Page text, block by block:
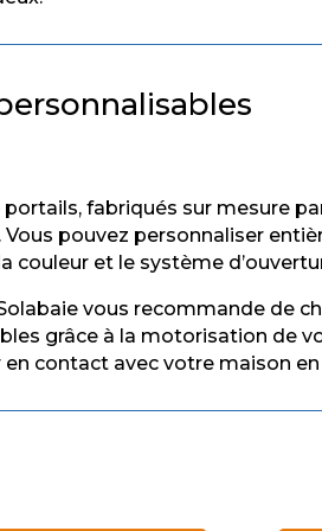
fabriqués sur mesure
pouvez personnaliser
couleur et le système
vous recommande de
grâce à la motorisation de
contact avec votre maison